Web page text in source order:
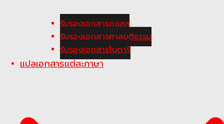
รับรองเอกสารกงสุล
รับรองเอกสารศาลยุติธรรม
รับรองเอกสารโนตารี
แปลเอกสารแต่ละภาษา